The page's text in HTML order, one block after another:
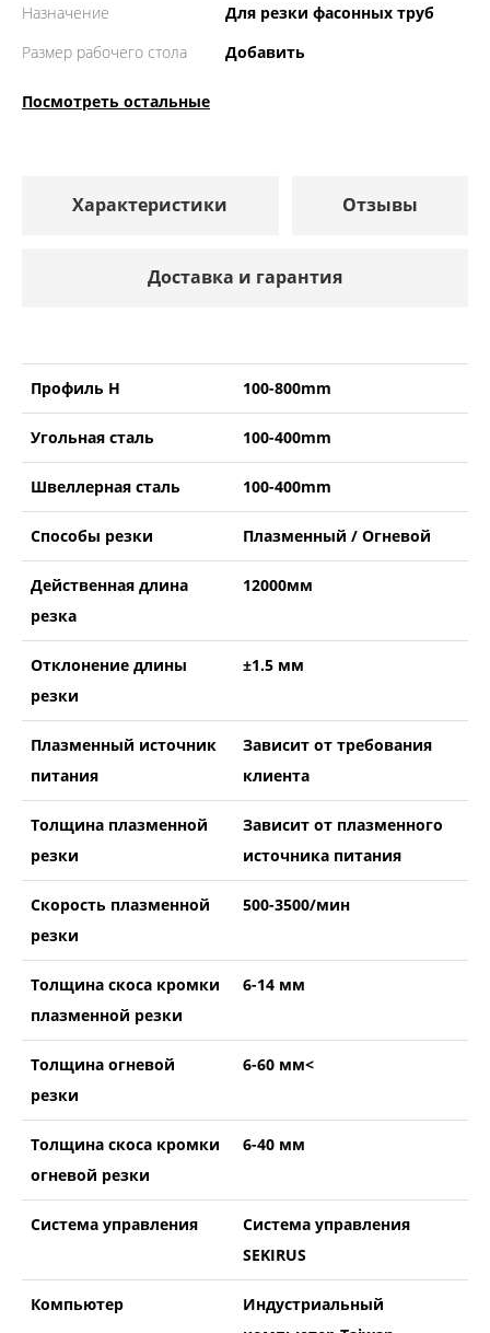
Назначение
Для резки фасонных труб
Размер рабочего стола
Добавить
Посмотреть остальные
Характеристики Отзывы
Доставка и гарантия
Профиль Н 100-800mm
Угольная сталь 100-400mm
Швеллерная сталь 100-400mm
Способы резки Плазменный / Огневой
Действенная длина
резка
12000мм
Отклонение длины
резки
±1.5 мм
Плазменный источник
питания
Зависит от требования
клиента
Толщина плазменной
резки
Зависит от плазменного
источника питания
Скорость плазменной
резки
500-3500/мин
Толщина скоса кромки
плазменной резки
6-14 мм
Толщина огневой
резки
6-60 мм<
Толщина скоса кромки
огневой резки
6-40 мм
Система управления
Система управления
SEKIRUS
Компьютер
Индустриальный